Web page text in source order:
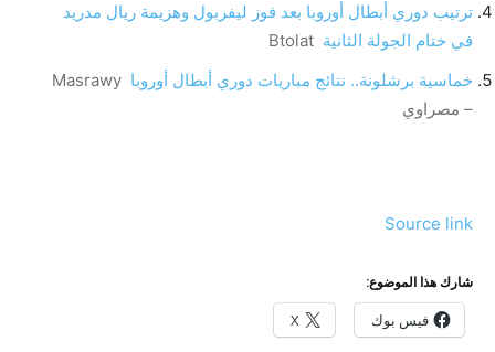
ترتيب دوري أبطال أوروبا بعد فوز ليفربول وهزيمة ريال مدريد
في ختام الجولة الثانية Btolat
خماسية برشلونة.. نتائج مباريات دوري أبطال أوروبا Masrawy
– مصراوي
Source link
شارك هذا الموضوع:
فيس بوك X